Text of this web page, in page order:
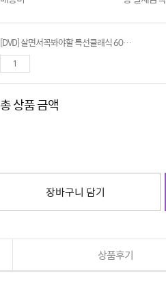
[DVD] 살면서꼭봐야할 특선클래식 60선 박스세트- 부닌,굴다,비엔나의봄,번스타인청소년음악회외
총 상품 금액
장바구니 담기
상품후기